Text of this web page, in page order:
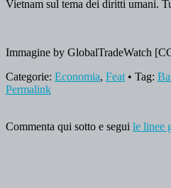
Vietnam sul tema dei diritti umani.
Immagine by GlobalTradeWatch
Categorie: Economia, Feat • Tag:
Permalink
Commenta qui sotto e segui le linee